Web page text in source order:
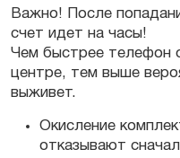
Важно! После
счет идет на часы!
Чем быстрее телефон
центре, тем выше
выживет.
Окисление
отказывают